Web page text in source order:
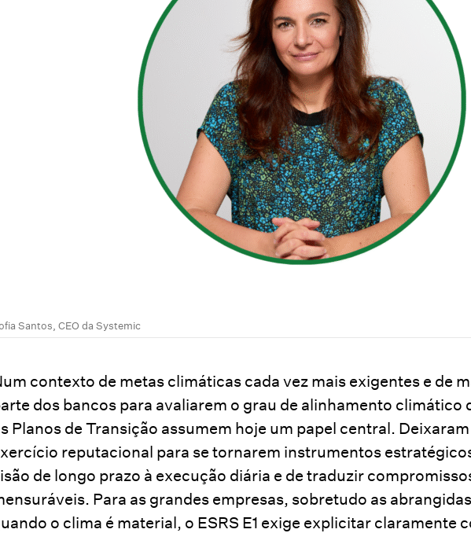
Santos, CEO da Systemic
contexto de metas climáticas cada vez mais exigentes e de
dos bancos para avaliarem o grau de alinhamento climático
Planos de Transição assumem hoje um papel central.
reputacional para se tornarem instrumentos
de longo prazo à execução diária e de traduzir
Para as grandes empresas, sobretudo as
o clima é material, o ESRS E1 exige explicitar claramente